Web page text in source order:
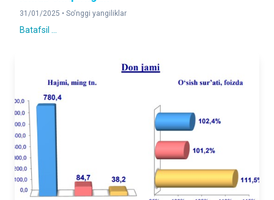
31/01/2025 • So‘nggi yangiliklar
Batafsil ...